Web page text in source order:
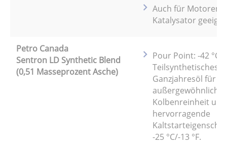
Auch für Motoren
Katalysator
Petro Canada
Sentron LD Synthetic Blend
(0,51 Masseprozent Asche)
Pour Point: -42 °C/-
Teilsynthetisches
Ganzjahresöl für
außergewöhnliche
Kolbenreinheit und
hervorragende
-25 °C/-13 °F.